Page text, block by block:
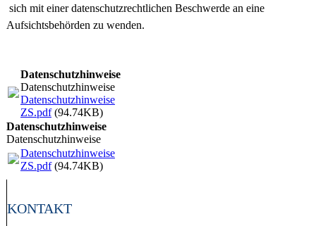
sich mit einer datenschutzrechtlichen Beschwerde an eine
Aufsichtsbehörden zu wenden.
Datenschutzhinweise
Datenschutzhinweise
Datenschutzhinweise
ZS.pdf(94.74KB)
Datenschutzhinweise
Datenschutzhinweise
Datenschutzhinweise
ZS.pdf(94.74KB)
KONTAKT